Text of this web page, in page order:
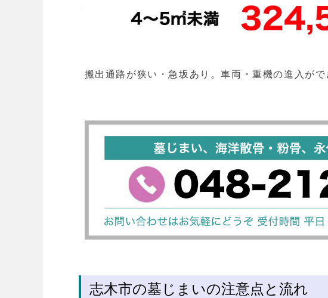
搬出通路が狭い・急坂あり。車両・重機の進入が
志木市の墓じまいの注意点と流れ